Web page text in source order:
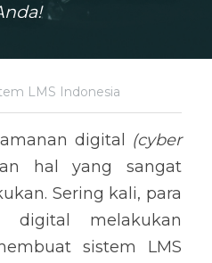
LMS Indonesia
digital (cyber
hal yang sangat
Sering kali, para
digital melakukan
sistem LMS